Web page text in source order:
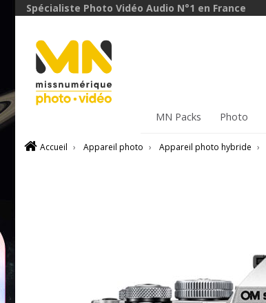
Spécialiste Photo Vidéo Audio N°1 en France
MN Packs Photo
Accueil › Appareil photo › Appareil photo hybride ›